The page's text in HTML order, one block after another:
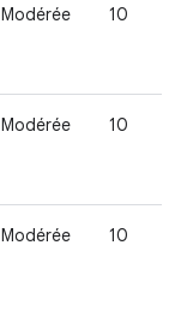
Modérée 10
Modérée 10
Modérée 10